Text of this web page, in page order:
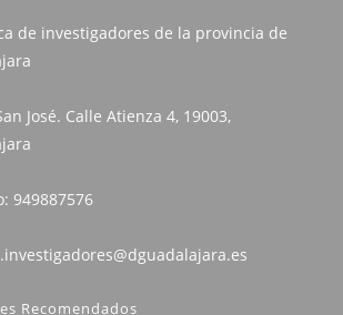
de investigadores de la provincia de
José. Calle Atienza 4, 19003,
949887576
Recomendados